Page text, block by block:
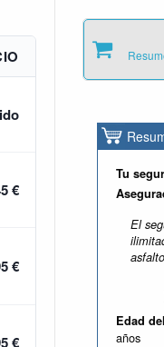
€
€
€
Tu
El
asfalto
Edad
años